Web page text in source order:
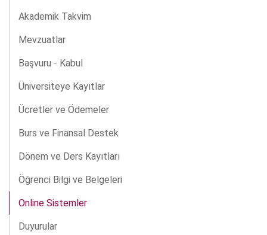
Akademik Takvim
Mevzuatlar
Başvuru - Kabul
Üniversiteye Kayıtlar
Ücretler ve Ödemeler
Burs ve Finansal Destek
Dönem ve Ders Kayıtları
Öğrenci Bilgi ve Belgeleri
Online Sistemler
Duyurular